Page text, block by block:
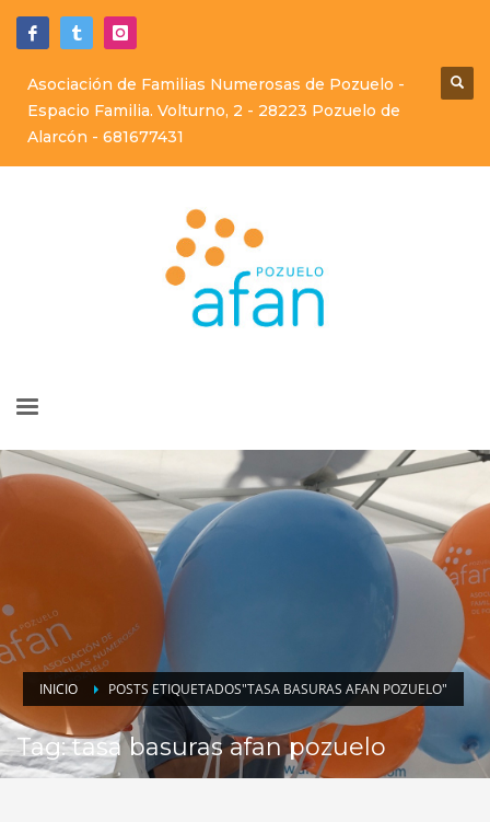
Asociación de Familias Numerosas de Pozuelo -
Espacio Familia. Volturno, 2 - 28223 Pozuelo de
Alarcón - 681677431
INICIO POSTS ETIQUETADOS"TASA BASURAS AFAN POZUELO"
Tag: tasa basuras afan pozuelo